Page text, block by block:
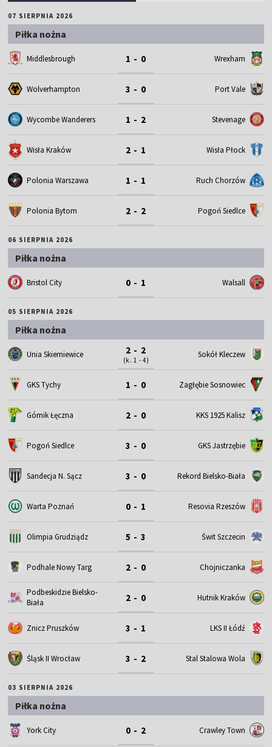
07 SIERPNIA 2026
Piłka nożna
Middlesbrough 1 - 0 Wrexham
Wolverhampton 3 - 0 Port Vale
Wycombe Wanderers 1 - 2 Stevenage
Wisła Kraków 2 - 1 Wisła Płock
Polonia Warszawa 1 - 1 Ruch Chorzów
Polonia Bytom 2 - 2 Pogoń Siedlce
06 SIERPNIA 2026
Piłka nożna
Bristol City 0 - 1 Walsall
05 SIERPNIA 2026
Piłka nożna
Unia Skierniewice 2 - 2
(k. 1 - 4)
Sokół Kleczew
GKS Tychy 1 - 0 Zagłębie Sosnowiec
Górnik Łęczna 2 - 0 KKS 1925 Kalisz
Pogoń Siedlce 3 - 0 GKS Jastrzębie
Sandecja N. Sącz 3 - 0 Rekord Bielsko-Biała
Warta Poznań 0 - 1 Resovia Rzeszów
Olimpia Grudziądz 5 - 3 Świt Szczecin
Podhale Nowy Targ 2 - 0 Chojniczanka
Podbeskidzie Bielsko-
Biała
2 - 0 Hutnik Kraków
Znicz Pruszków 3 - 1 LKS II Łódź
Śląsk II Wrocław 3 - 2 Stal Stalowa Wola
03 SIERPNIA 2026
Piłka nożna
York City 0 - 2 Crawley Town